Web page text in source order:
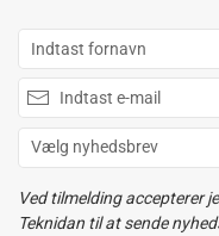
Ved tilmelding accepterer
Teknidan til at sende